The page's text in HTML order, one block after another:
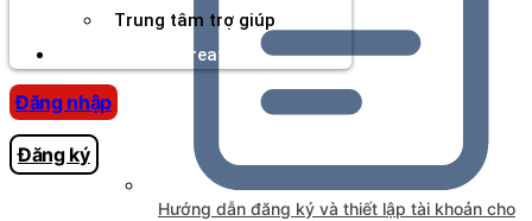
Trung tâm trợ giúp
Chương Trình Creator
Đăng nhập
Đăng ký
Hướng dẫn đăng ký và thiết lập tài khoản cho